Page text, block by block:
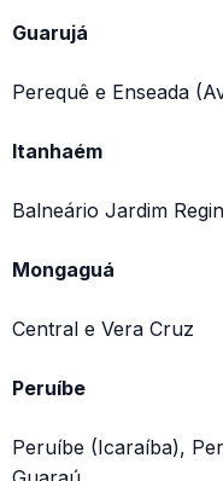
Guarujá
Perequê e Enseada
Itanhaém
Balneário Jardim
Mongaguá
Central e Vera Cruz
Peruíbe
Peruíbe (Icaraíba),